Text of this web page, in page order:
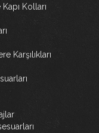
Kolları
Karşılıkları